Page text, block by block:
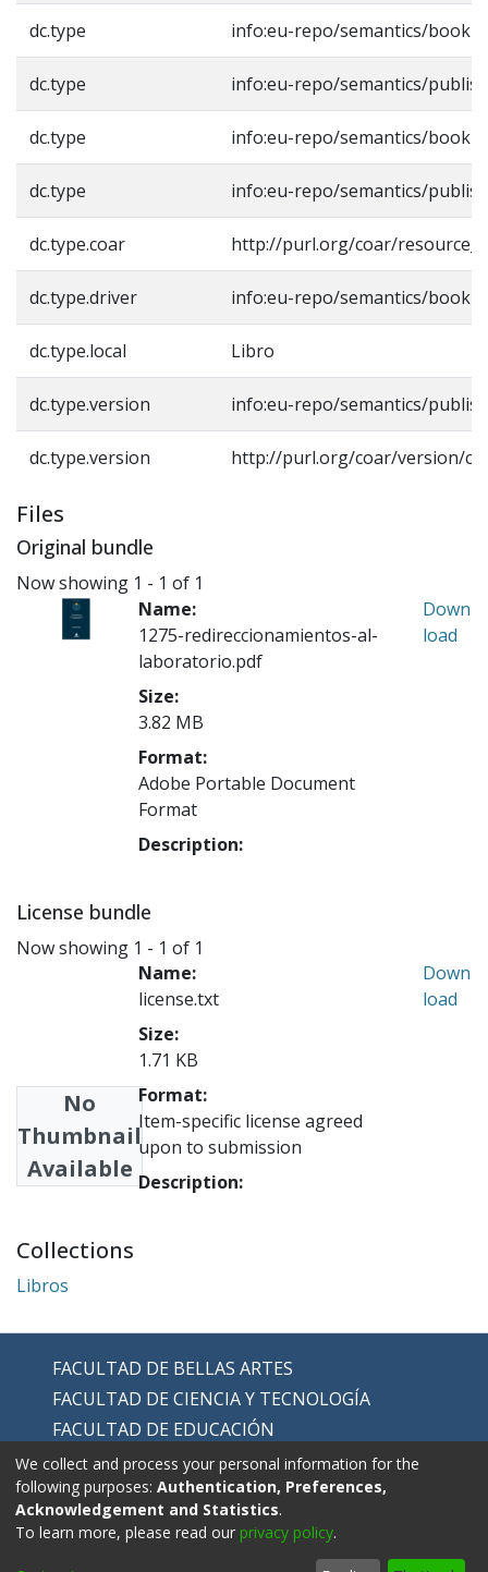
dc.type info:eu-repo/semantics/book
dc.type info:eu-repo/semantics/
dc.type info:eu-repo/semantics/book
dc.type info:eu-repo/semantics/
dc.type.coar http://purl.org/coar/
dc.type.driver info:eu-repo/semantics/book
dc.type.local Libro
dc.type.version info:eu-repo/semantics/
dc.type.version http://purl.org/coar/version/
Files
Original bundle
Now showing 1 - 1 of 1
Name:
1275-redireccionamientos-al-
laboratorio.pdf
Size:
3.82 MB
Format:
Adobe Portable Document
Format
Description:
Down
load
License bundle
Now showing 1 - 1 of 1
No
Thumbnail
Available
Name:
license.txt
Size:
1.71 KB
Format:
Item-specific license agreed
upon to submission
Description:
Down
load
Collections
Libros
FACULTAD DE BELLAS ARTES
FACULTAD DE CIENCIA Y TECNOLOGÍA
FACULTAD DE EDUCACIÓN
FACULTAD DE EDUCACIÓN FÍSICA
FACULTAD DE HUMANIDADES
We collect and process your personal information for the
following purposes: Authentication, Preferences,
Acknowledgement and Statistics.
To learn more, please read our privacy policy.